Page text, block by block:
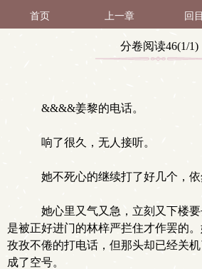
首页 上一章 回
分卷阅读46(1/1)
&&&&姜黎的电话。
响了很久，无人接听。
她不死心的继续打了好几个，依
她心里又气又急，立刻又下楼
是被正好进门的林梓严拦住才作罢的
孜孜不倦的打电话，但那头却已经关
成了空号。